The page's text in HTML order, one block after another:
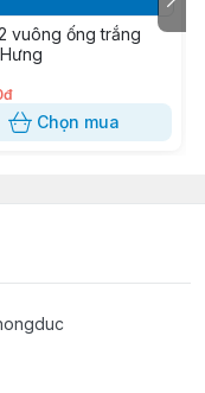
vuông ống trắng
Chọn mua